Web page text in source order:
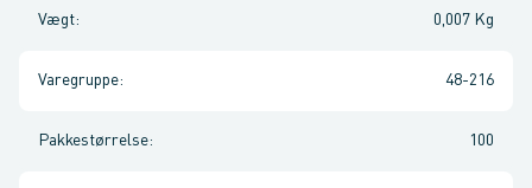
Vægt: 0,007 Kg
Varegruppe: 48-216
Pakkestørrelse: 100